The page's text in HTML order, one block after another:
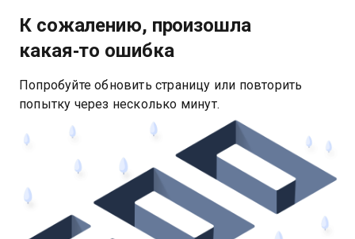
К сожалению, произошла
какая‑то ошибка
Попробуйте обновить страницу или повторить
попытку через несколько минут.